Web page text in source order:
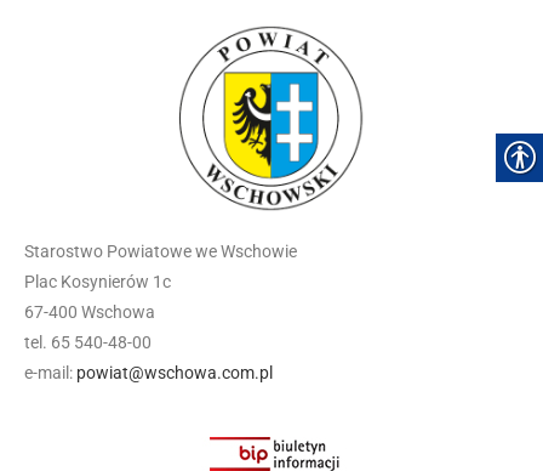
Starostwo Powiatowe we Wschowie
Plac Kosynierów 1c
67-400 Wschowa
tel. 65 540-48-00
e-mail: powiat@wschowa.com.pl